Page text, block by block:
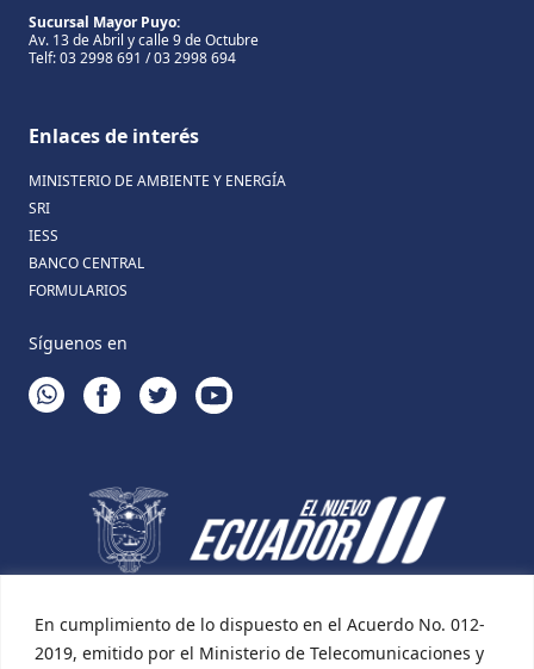
En cumplimiento de lo dispuesto en el Acuerdo No. 012-
2019, emitido por el Ministerio de Telecomunicaciones y
Sucursal Mayor Puyo:
Av. 13 de Abril y calle 9 de Octubre
Telf: 03 2998 691 / 03 2998 694
Enlaces de interés
MINISTERIO DE AMBIENTE Y ENERGÍA
SRI
IESS
BANCO CENTRAL
FORMULARIOS
Síguenos en
WHATSAPPFACEBOOKTWITTERYOUTUBE